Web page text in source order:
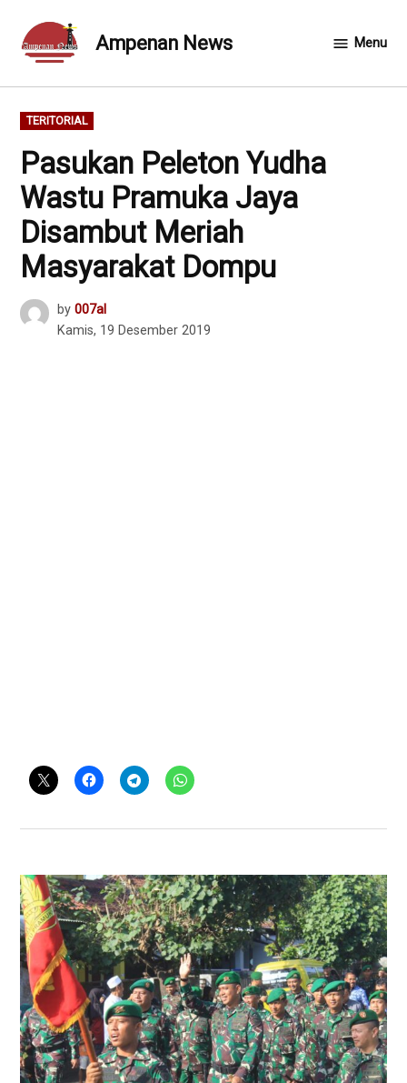
content
Ampenan News Menu
POSTED
IN
TERITORIAL
Pasukan Peleton Yudha
Wastu Pramuka Jaya
Disambut Meriah
Masyarakat Dompu
by 007al
Kamis, 19 Desember 2019